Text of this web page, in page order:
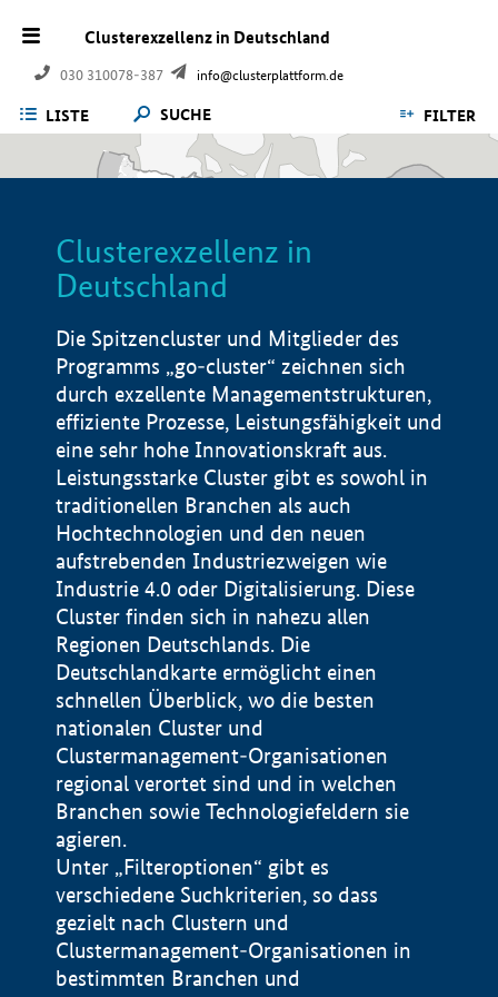
Clusterexzellenz in Deutschland
030 310078-387 info@clusterplattform.de
LISTE SUCHE FILTER
Clusterexzellenz in
Deutschland
Die Spitzencluster und Mitglieder des
Programms „go-cluster“ zeichnen sich
durch exzellente Managementstrukturen,
effiziente Prozesse, Leistungsfähigkeit und
eine sehr hohe Innovationskraft aus.
Leistungsstarke Cluster gibt es sowohl in
traditionellen Branchen als auch
Hochtechnologien und den neuen
aufstrebenden Industriezweigen wie
Industrie 4.0 oder Digitalisierung. Diese
Cluster finden sich in nahezu allen
Regionen Deutschlands. Die
Deutschlandkarte ermöglicht einen
schnellen Überblick, wo die besten
nationalen Cluster und
Clustermanagement-Organisationen
regional verortet sind und in welchen
Branchen sowie Technologiefeldern sie
agieren.
Unter „Filteroptionen“ gibt es
verschiedene Suchkriterien, so dass
gezielt nach Clustern und
Clustermanagement-Organisationen in
bestimmten Branchen und
Impressum
Datenschutzerklärung
BMWE, 2026 ©
100 km © Geobasis-DE / BKG 2015